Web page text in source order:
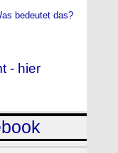
bedeutet das?
- hier